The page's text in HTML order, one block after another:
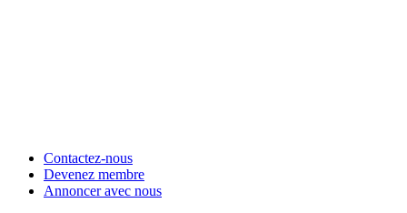
Contactez-nous
Devenez membre
Annoncer avec nous